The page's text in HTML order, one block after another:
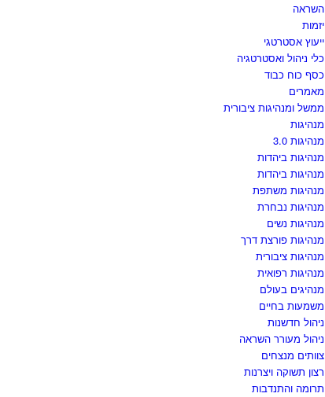
השראה
יזמות
ייעוץ אסטרטגי
כלי ניהול ואסטרטגיה
כסף כוח כבוד
מאמרים
ממשל ומנהיגות ציבורית
מנהיגות
מנהיגות 3.0
מנהיגות ביהדות
מנהיגות ביהדות
מנהיגות משתפת
מנהיגות נבחרת
מנהיגות נשים
מנהיגות פורצת דרך
מנהיגות ציבורית
מנהיגות רפואית
מנהיגים בעולם
משמעות בחיים
ניהול חדשנות
ניהול מעורר השראה
צוותים מנצחים
רצון תשוקה ויצרנות
תרומה והתנדבות